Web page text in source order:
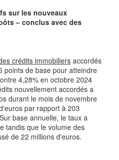
sur les nouveaux
– conclus avec des
crédits immobiliers accordés
points de base pour atteindre
4,28% en octobre 2024
nouvellement accordés a
durant le mois de novembre
par rapport à 203
base annuelle, le taux a
tandis que le volume des
de 22 millions d'euros.